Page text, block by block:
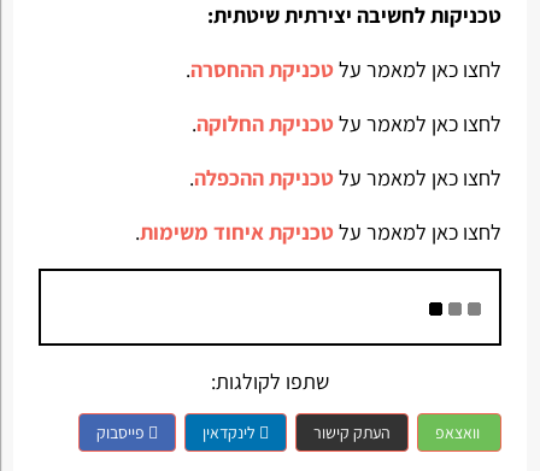
טכניקות לחשיבה יצירתית שיטתית:
לחצו כאן למאמר עלטכניקת ההחסרה.
לחצו כאן למאמר עלטכניקת החלוקה.
לחצו כאן למאמר עלטכניקת ההכפלה.
לחצו כאן למאמר עלטכניקת איחוד משימות.
שתפו לקולגות:
וואצאפ העתק קישור לינקדאין פייסבוק